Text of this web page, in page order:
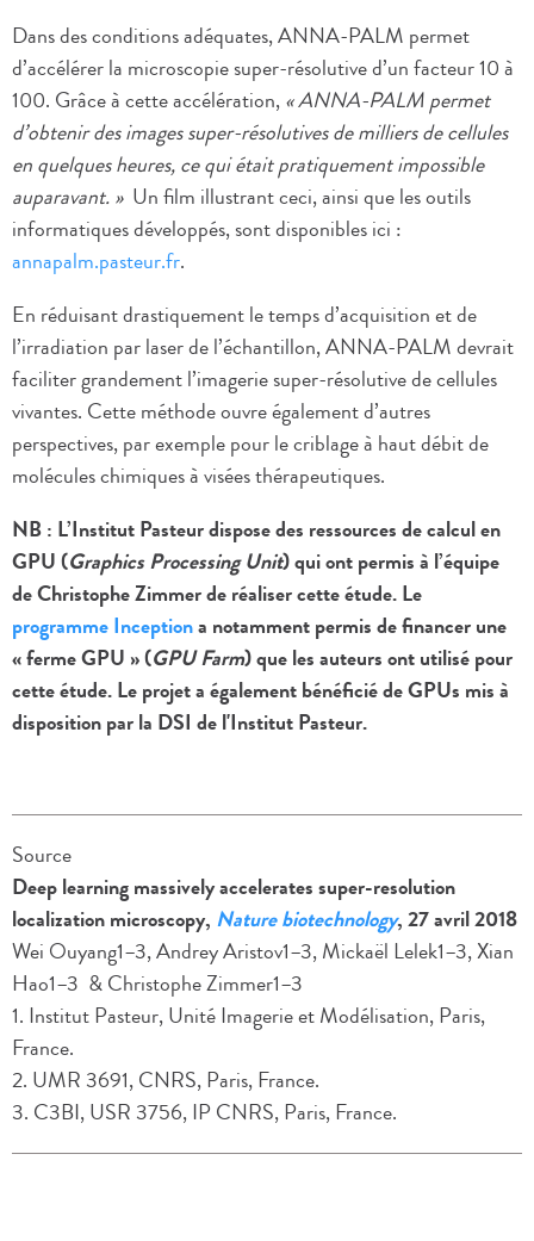
Dans des conditions adéquates, ANNA-PALM permet
d’accélérer la microscopie super-résolutive d’un facteur 10 à
100. Grâce à cette accélération,« ANNA-PALM permet
d’obtenir des images super-résolutives de milliers de cellules
en quelques heures, ce qui était pratiquement impossible
auparavant. » Un film illustrant ceci, ainsi que les outils
informatiques développés, sont disponibles ici :
annapalm.pasteur.fr.
En réduisant drastiquement le temps d’acquisition et de
l’irradiation par laser de l’échantillon, ANNA-PALM devrait
faciliter grandement l’imagerie super-résolutive de cellules
vivantes. Cette méthode ouvre également d’autres
perspectives, par exemple pour le criblage à haut débit de
molécules chimiques à visées thérapeutiques.
NB : L’Institut Pasteur dispose des ressources de calcul en
GPU (Graphics Processing Unit) qui ont permis à l’équipe
de Christophe Zimmer de réaliser cette étude. Le
programme Inceptiona notamment permis de financer une
« ferme GPU » (GPU Farm) que les auteurs ont utilisé pour
cette étude. Le projet a également bénéficié de GPUs mis à
disposition par la DSI de l'Institut Pasteur.
Source
Deep learning massively accelerates super-resolution
localization microscopy, Nature biotechnology, 27 avril 2018
Wei Ouyang1–3, Andrey Aristov1–3, Mickaël Lelek1–3, Xian
Hao1–3 & Christophe Zimmer1–3
1. Institut Pasteur, Unité Imagerie et Modélisation, Paris,
France.
2. UMR 3691, CNRS, Paris, France.
3. C3BI, USR 3756, IP CNRS, Paris, France.